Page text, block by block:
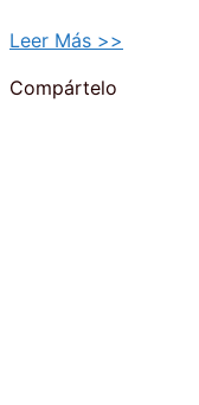
Leer Más >>
Compártelo